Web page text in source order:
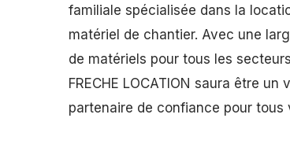
familiale spécialisée dans la
matériel de chantier. Avec une
de matériels pour tous les
FRECHE LOCATION saura être un
partenaire de confiance pour tous